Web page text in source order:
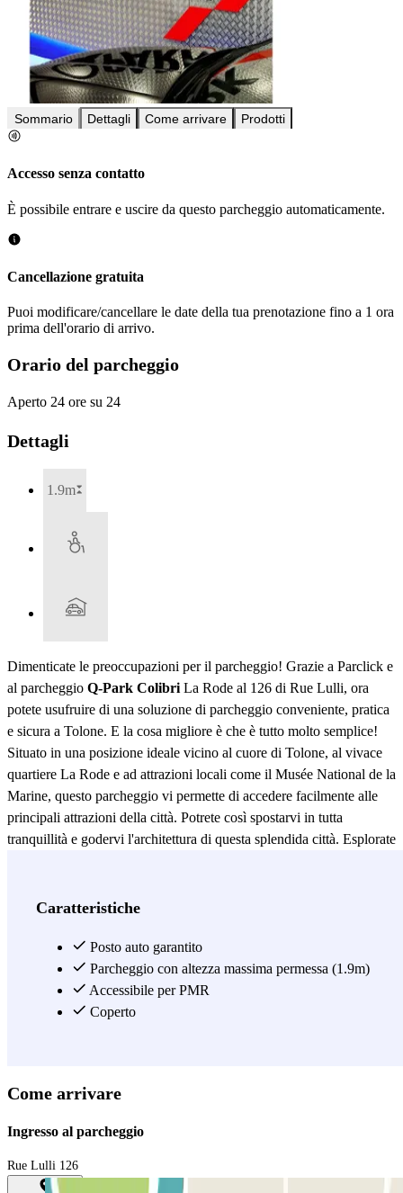
Sommario Dettagli Come arrivare Prodotti
Accesso senza contatto
È possibile entrare e uscire da questo parcheggio automaticamente.
Cancellazione gratuita
Puoi modificare/cancellare le date della tua prenotazione fino a 1 ora
prima dell'orario di arrivo.
Orario del parcheggio
Aperto 24 ore su 24
Dettagli
1.9m
Dimenticate le preoccupazioni per il parcheggio! Grazie a Parclick e
al parcheggio Q-Park Colibri La Rode al 126 di Rue Lulli, ora
potete usufruire di una soluzione di parcheggio conveniente, pratica
e sicura a Tolone. E la cosa migliore è che è tutto molto semplice!
Situato in una posizione ideale vicino al cuore di Tolone, al vivace
quartiere La Rode e ad attrazioni locali come il Musée National de la
Marine, questo parcheggio vi permette di accedere facilmente alle
principali attrazioni della città. Potrete così spostarvi in tutta
tranquillità e godervi l'architettura di questa splendida città. Esplorate
città scoprendo i suoi vivaci quartieri, il tutto senza dovervi
città, come "Le Petit Port" per un'esperienza culinaria memorabile, o
"La Cantine du Port" dove potrete gustare l'autentica cucina
provenzale in un'atmosfera accogliente. Prenotate con Parclick e
troverete la soluzione ideale e sicura per il vostro soggiorno a
Caratteristiche
Posto auto garantito
Parcheggio con altezza massima permessa (1.9m)
Accessibile per PMR
Coperto
Come arrivare
Ingresso al parcheggio
Rue Lulli 126